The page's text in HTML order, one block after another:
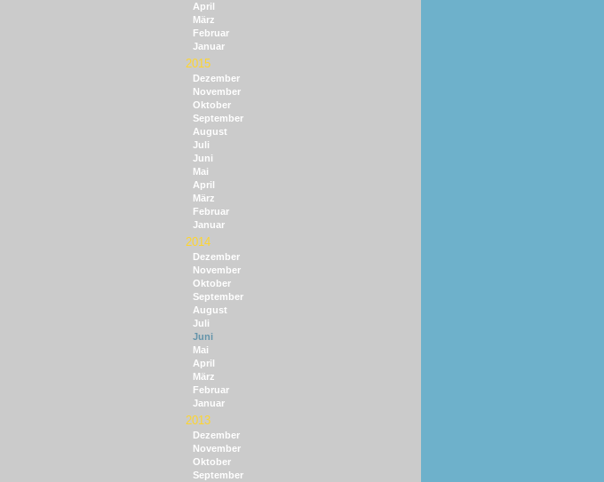
April
März
Februar
Januar
2015
Dezember
November
Oktober
September
August
Juli
Juni
Mai
April
März
Februar
Januar
2014
Dezember
November
Oktober
September
August
Juli
Juni
Mai
April
März
Februar
Januar
2013
Dezember
November
Oktober
September